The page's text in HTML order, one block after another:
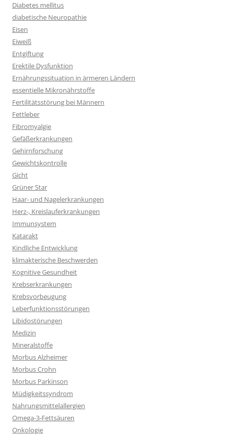
Diabetes mellitus
diabetische Neuropathie
Eisen
Eiweiß
Entgiftung
Erektile Dysfunktion
Ernährungssituation in ärmeren Ländern
essentielle Mikronährstoffe
Fertilitätsstörung bei Männern
Fettleber
Fibromyalgie
Gefäßerkrankungen
Gehirnforschung
Gewichtskontrolle
Gicht
Grüner Star
Haar- und Nagelerkrankungen
Herz-, Kreislauferkrankungen
Immunsystem
Katarakt
Kindliche Entwicklung
klimakterische Beschwerden
Kognitive Gesundheit
Krebserkrankungen
Krebsvorbeugung
Leberfunktionsstörungen
Libidostörungen
Medizin
Mineralstoffe
Morbus Alzheimer
Morbus Crohn
Morbus Parkinson
Müdigkeitssyndrom
Nahrungsmittelallergien
Omega-3-Fettsäuren
Onkologie